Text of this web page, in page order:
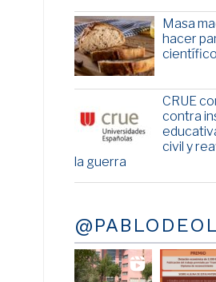
Masa
hacer
científico
CRUE
contra
civil y
la guerra